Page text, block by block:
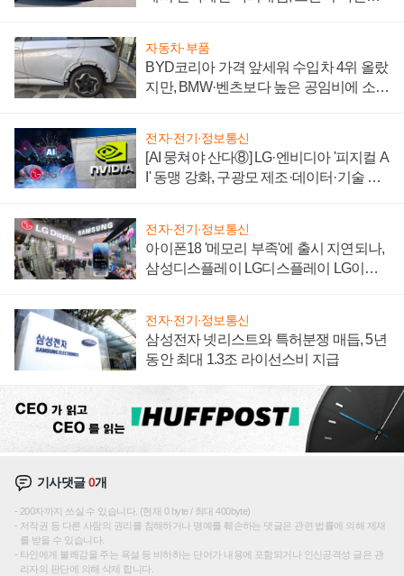
자동차·부품
BYD코리아 가격 앞세워 수입차 4위 올랐
지만, BMW·벤츠보다 높은 공임비에 소비
전자·전기·정보통신
[AI 뭉쳐야 산다⑧] LG·엔비디아 '피지컬 A
I' 동맹 강화, 구광모 제조·데이터·기술 결
전자·전기·정보통신
아이폰18 '메모리 부족'에 출시 지연되나,
삼성디스플레이 LG디스플레이 LG이노
전자·전기·정보통신
삼성전자 넷리스트와 특허분쟁 매듭, 5년
동안 최대 1.3조 라이선스비 지급
기사댓글0개
200자까지 쓰실 수 있습니다. (현재 0 byte / 최대 400byte)
저작권 등 다른 사람의 권리를 침해하거나 명예를 훼손하는 댓글은 관련 법률에 의해 제재
를 받을 수 있습니다.
타인에게 불쾌감을 주는 욕설 등 비하하는 단어가 내용에 포함되거나 인신공격성 글은 관
리자의 판단에 의해 삭제 합니다.